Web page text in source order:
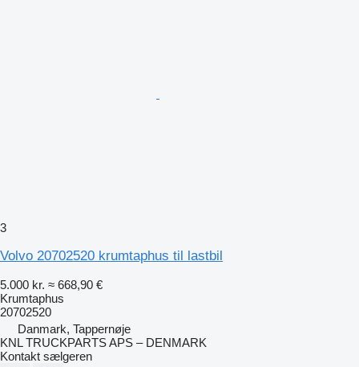
3
Volvo 20702520 krumtaphus til lastbil
5.000 kr. ≈ 668,90 €
Krumtaphus
20702520
Danmark, Tappernøje
KNL TRUCKPARTS APS – DENMARK
Kontakt sælgeren